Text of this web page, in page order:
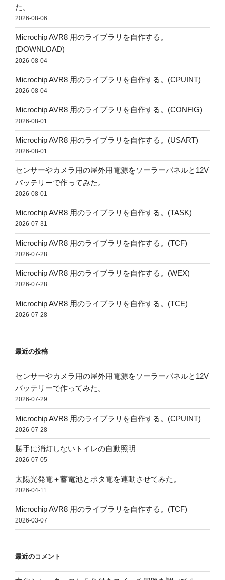
た。
2026-08-06
Microchip AVR8 用のライブラリを自作する。
(DOWNLOAD)
2026-08-04
Microchip AVR8 用のライブラリを自作する。(CPUINT)
2026-08-04
Microchip AVR8 用のライブラリを自作する。(CONFIG)
2026-08-01
Microchip AVR8 用のライブラリを自作する。(USART)
2026-08-01
センサーやカメラ用の屋外用電源をソーラーパネルと12V
バッテリーで作ってみた。
2026-08-01
Microchip AVR8 用のライブラリを自作する。(TASK)
2026-07-31
Microchip AVR8 用のライブラリを自作する。(TCF)
2026-07-28
Microchip AVR8 用のライブラリを自作する。(WEX)
2026-07-28
Microchip AVR8 用のライブラリを自作する。(TCE)
2026-07-28
最近の投稿
センサーやカメラ用の屋外用電源をソーラーパネルと12V
バッテリーで作ってみた。
2026-07-29
Microchip AVR8 用のライブラリを自作する。(CPUINT)
2026-07-28
勝手に消灯しないトイレの自動照明
2026-07-05
太陽光発電＋蓄電池とポタ電を連動させてみた。
2026-04-11
Microchip AVR8 用のライブラリを自作する。(TCF)
2026-03-07
最近のコメント